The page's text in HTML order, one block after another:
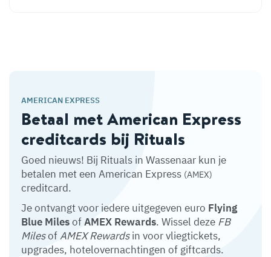
AMERICAN EXPRESS
Betaal met American Express
creditcards bij Rituals
Goed nieuws! Bij Rituals in Wassenaar kun je
betalen met een American Express (AMEX)
creditcard.
Je ontvangt voor iedere uitgegeven euro Flying
Blue MilesofAMEX Rewards. Wissel deze FB
MilesofAMEX Rewardsin voor vliegtickets,
upgrades, hotelovernachtingen of giftcards.